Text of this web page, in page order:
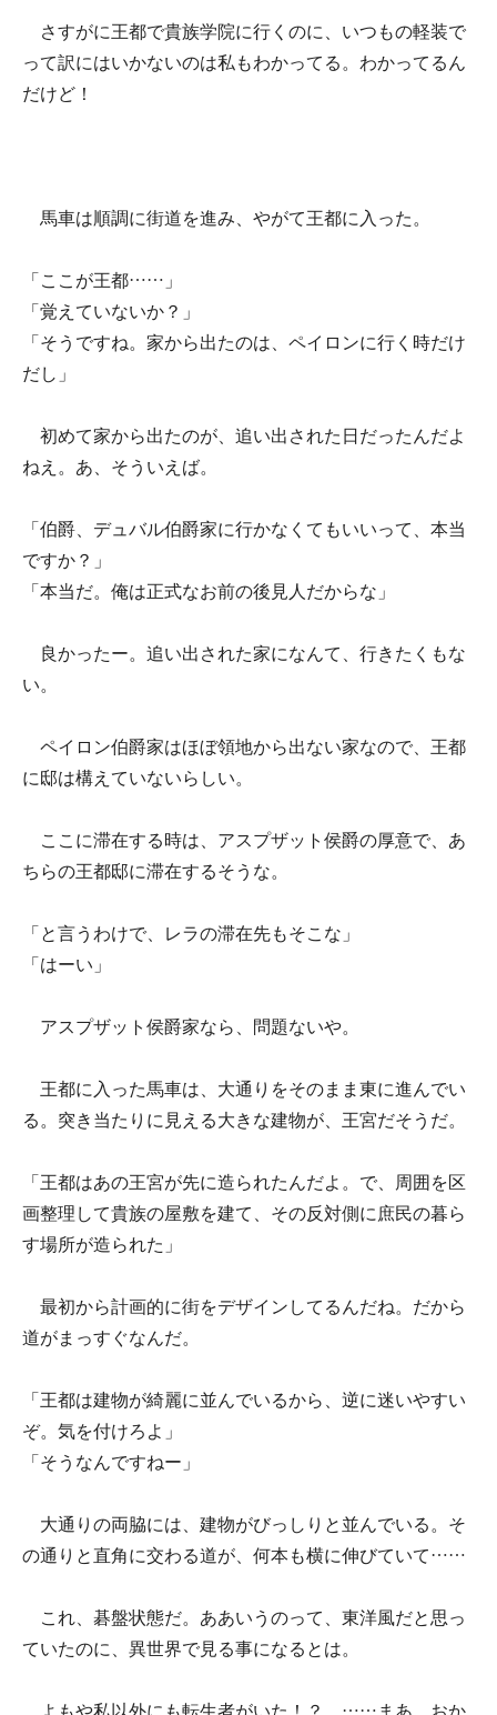
さすがに王都で貴族学院に行くのに、いつもの軽装で
って訳にはいかないのは私もわかってる。わかってるん
だけど！
馬車は順調に街道を進み、やがて王都に入った。
「ここが王都……」
「覚えていないか？」
「そうですね。家から出たのは、ペイロンに行く時だけ
だし」
初めて家から出たのが、追い出された日だったんだよ
ねえ。あ、そういえば。
「伯爵、デュバル伯爵家に行かなくてもいいって、本当
ですか？」
「本当だ。俺は正式なお前の後見人だからな」
良かったー。追い出された家になんて、行きたくもな
い。
ペイロン伯爵家はほぼ領地から出ない家なので、王都
に邸は構えていないらしい。
ここに滞在する時は、アスプザット侯爵の厚意で、あ
ちらの王都邸に滞在するそうな。
「と言うわけで、レラの滞在先もそこな」
「はーい」
アスプザット侯爵家なら、問題ないや。
王都に入った馬車は、大通りをそのまま東に進んでい
る。突き当たりに見える大きな建物が、王宮だそうだ。
「王都はあの王宮が先に造られたんだよ。で、周囲を区
画整理して貴族の屋敷を建て、その反対側に庶民の暮ら
す場所が造られた」
最初から計画的に街をデザインしてるんだね。だから
道がまっすぐなんだ。
「王都は建物が綺麗に並んでいるから、逆に迷いやすい
ぞ。気を付けろよ」
「そうなんですねー」
大通りの両脇には、建物がびっしりと並んでいる。そ
の通りと直角に交わる道が、何本も横に伸びていて……
これ、碁盤状態だ。ああいうのって、東洋風だと思っ
ていたのに、異世界で見る事になるとは。
よもや私以外にも転生者がいた！？ ……まあ、おか